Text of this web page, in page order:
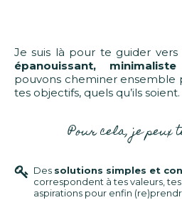
Je suis là pour te guider vers
épanouissant,
pouvons cheminer ensemble
tes objectifs, quels qu’ils soient.
Pour cela, je peux
Des solutions simples et
correspondent à tes valeurs,
aspirations pour enfin